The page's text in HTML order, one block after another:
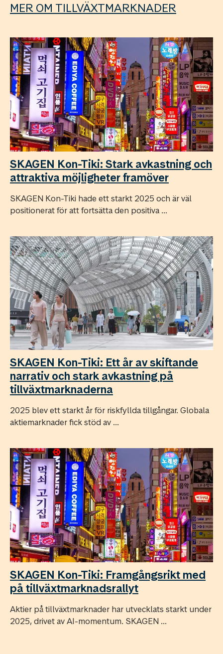
MER OM TILLVÄXTMARKNADER
SKAGEN Kon-Tiki: Stark avkastning och
attraktiva möjligheter framöver
SKAGEN Kon-Tiki hade ett starkt 2025 och är väl
positionerat för att fortsätta den positiva ...
SKAGEN Kon-Tiki: Ett år av skiftande
narrativ och stark avkastning på
tillväxtmarknaderna
2025 blev ett starkt år för riskfyllda tillgångar. Globala
aktiemarknader fick stöd av ...
SKAGEN Kon-Tiki: Framgångsrikt med
på tillväxtmarknadsrallyt
Aktier på tillväxtmarknader har utvecklats starkt under
2025, drivet av AI-momentum. SKAGEN ...